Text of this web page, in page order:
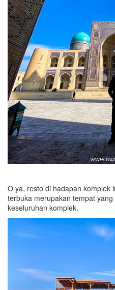
O ya, resto di hadapan komplek
terbuka merupakan tempat
keseluruhan komplek.